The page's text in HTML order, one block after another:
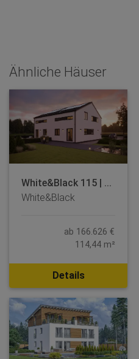
Ähnliche Häuser
White&Black 115 | ...
White&Black
ab 166.626 €
114,44 m²
Details